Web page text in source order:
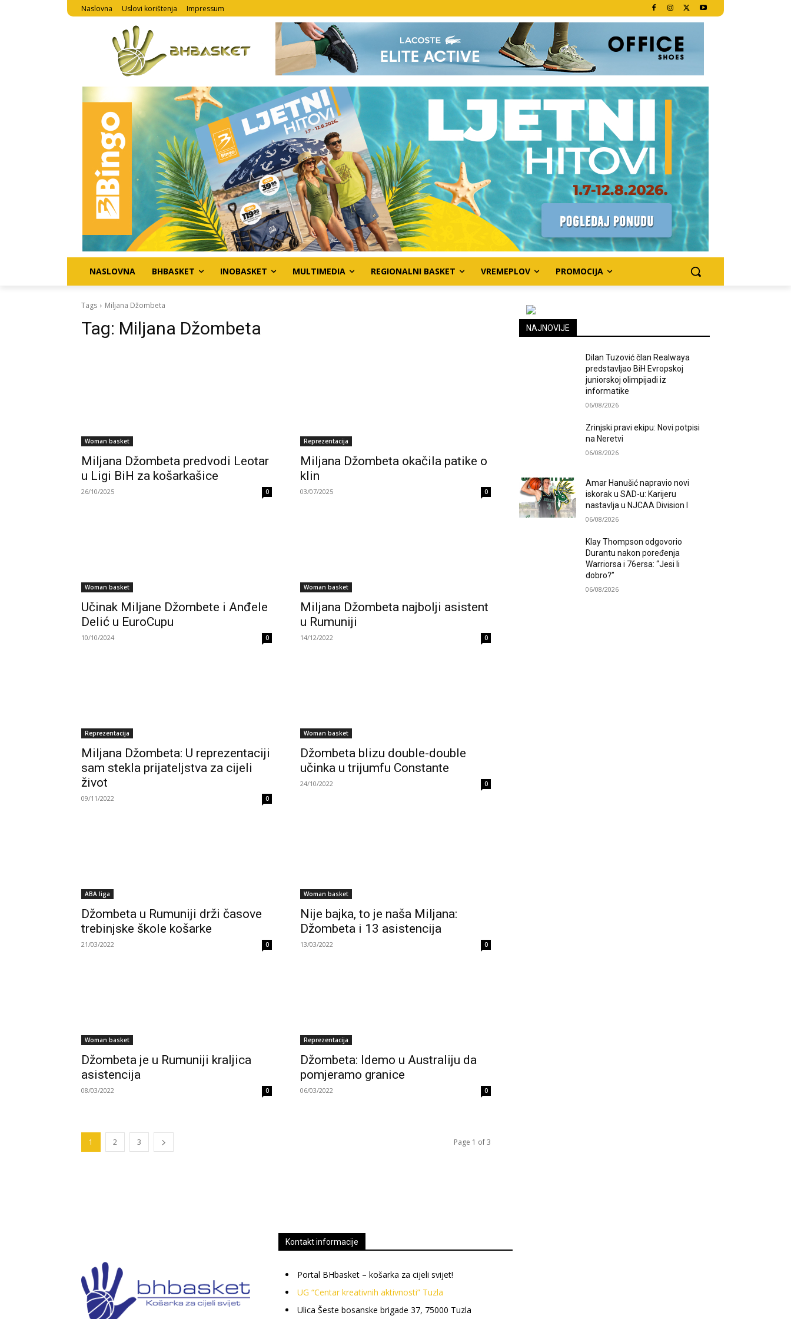
Naslovna Uslovi korištenja Impressum
NASLOVNA BHBASKET INOBASKET MULTIMEDIA REGIONALNI BASKET VREMEPLOV PROMOCIJA
Tags Miljana Džombeta
Tag: Miljana Džombeta
Woman basket
Miljana Džombeta predvodi Leotar
u Ligi BiH za košarkašice
26/10/2025 0
Reprezentacija
Miljana Džombeta okačila patike o
klin
03/07/2025 0
Woman basket
Učinak Miljane Džombete i Anđele
Delić u EuroCupu
10/10/2024 0
Woman basket
Miljana Džombeta najbolji asistent
u Rumuniji
14/12/2022 0
Reprezentacija
Miljana Džombeta: U reprezentaciji
sam stekla prijateljstva za cijeli
život
09/11/2022 0
Woman basket
Džombeta blizu double-double
učinka u trijumfu Constante
24/10/2022 0
ABA liga
Džombeta u Rumuniji drži časove
trebinjske škole košarke
21/03/2022 0
Woman basket
Nije bajka, to je naša Miljana:
Džombeta i 13 asistencija
13/03/2022 0
Woman basket
Džombeta je u Rumuniji kraljica
asistencija
08/03/2022 0
Reprezentacija
Džombeta: Idemo u Australiju da
pomjeramo granice
06/03/2022 0
1 2 3 Page 1 of 3
NAJNOVIJE
Dilan Tuzović član Realwaya
predstavljao BiH Evropskoj
juniorskoj olimpijadi iz
informatike
06/08/2026
Zrinjski pravi ekipu: Novi potpisi
na Neretvi
06/08/2026
Amar Hanušić napravio novi
iskorak u SAD-u: Karijeru
nastavlja u NJCAA Division I
06/08/2026
Klay Thompson odgovorio
Durantu nakon poređenja
Warriorsa i 76ersa: “Jesi li
dobro?”
06/08/2026
Kontakt informacije
Portal BHbasket – košarka za cijeli svijet!
UG “Centar kreativnih aktivnosti” Tuzla
Ulica Šeste bosanske brigade 37, 75000 Tuzla